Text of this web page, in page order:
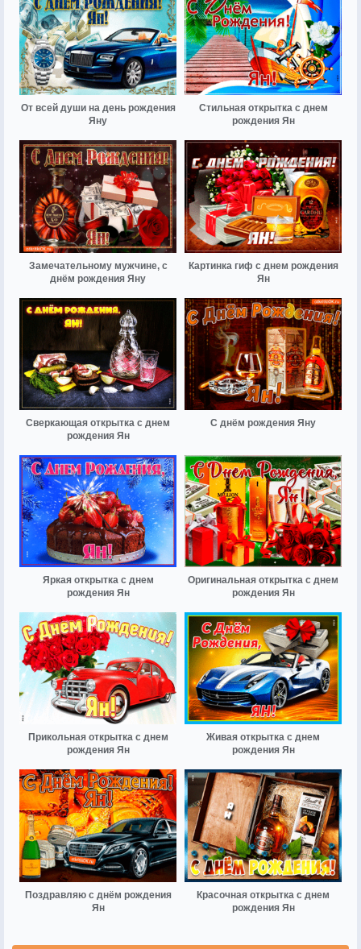
От всей души на день рождения
Яну
Стильная открытка с днем
рождения Ян
Замечательному мужчине, с
днём рождения Яну
Картинка гиф с днем рождения
Ян
Сверкающая открытка с днем
рождения Ян
С днём рождения Яну
Яркая открытка с днем
рождения Ян
Оригинальная открытка с днем
рождения Ян
Прикольная открытка с днем
рождения Ян
Живая открытка с днем
рождения Ян
Поздравляю с днём рождения
Ян
Красочная открытка с днем
рождения Ян